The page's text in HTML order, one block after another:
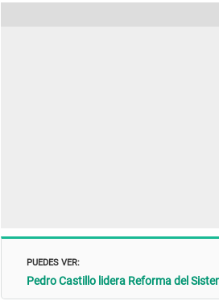
PUEDES VER:
Pedro Castillo lidera Reforma del